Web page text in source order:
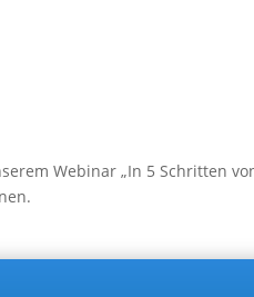
Webinar „In 5 Schritten